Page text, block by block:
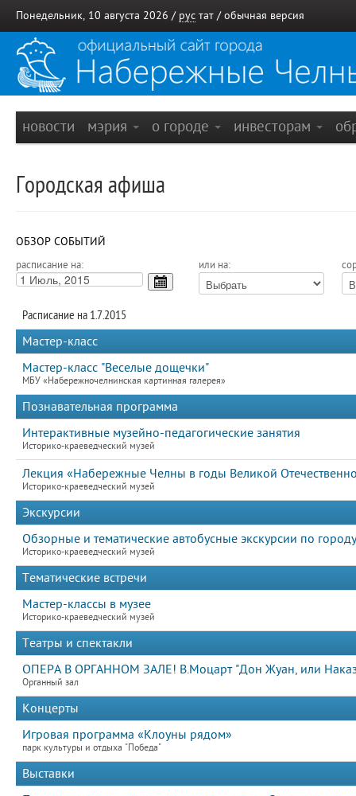
Понедельник, 10 августа 2026 / рус тат / обычная версия
новости мэрия о городе инвесторам
Городская афиша
ОБЗОР СОБЫТИЙ
расписание на: или на:
Расписание на 1.7.2015
Мастер-класс
Мастер-класс "Веселые дощечки"
МБУ «Набережночелнинская картинная галерея»
Познавательная программа
Интерактивные музейно-педагогические занятия
Историко-краеведческий музей
Лекция «Набережные Челны в годы Великой
Историко-краеведческий музей
Экскурсии
Обзорные и тематические автобусные экскурсии по городу
Историко-краеведческий музей
Тематические встречи
Мастер-классы в музее
Историко-краеведческий музей
Театры и спектакли
ОПЕРА В ОРГАННОМ ЗАЛЕ! В.Моцарт "Дон Жуан, или
Органный зал
Концерты
Игровая программа «Клоуны рядом»
парк культуры и отдыха "Победа"
Выставки